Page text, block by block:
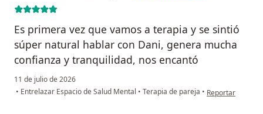
Es primera vez que vamos a terapia y se sintió
súper natural hablar con Dani, genera mucha
confianza y tranquilidad, nos encantó
11 de julio de 2026
• Entrelazar Espacio de Salud Mental • Terapia de pareja • en opinión del
Reportar